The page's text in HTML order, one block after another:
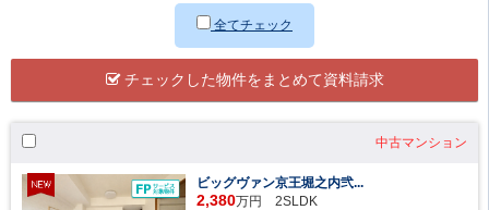
全てチェック
チェックした物件をまとめて資料請求
中古マンション
ビッグヴァン京王堀之内弐...
2,380万円 2SLDK